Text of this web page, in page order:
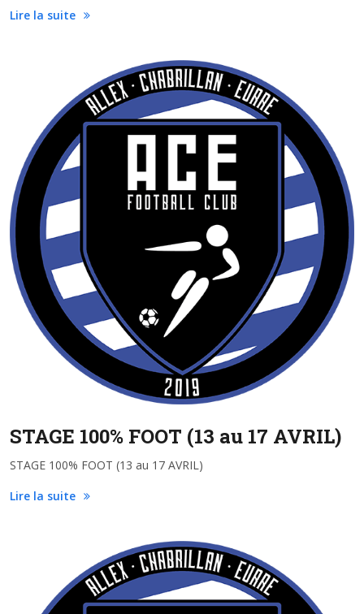
Lire la suite
STAGE 100% FOOT (13 au 17 AVRIL)
STAGE 100% FOOT (13 au 17 AVRIL)
Lire la suite